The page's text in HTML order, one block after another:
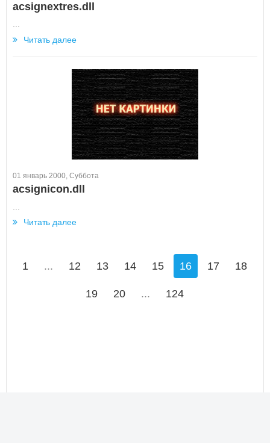
acsignextres.dll
Читать далее
01 январь 2000, Суббота
acsignicon.dll
Читать далее
1 ... 12 13 14 15 16 17 18
19 20 ... 124